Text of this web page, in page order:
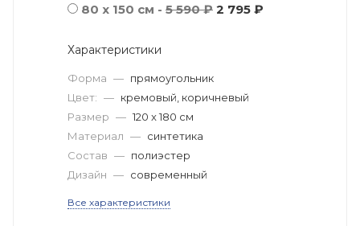
80 x 150 см - 5 590 ₽ 2 795 ₽
Характеристики
Форма — прямоугольник
Цвет: — кремовый, коричневый
Размер — 120 x 180 см
Материал — синтетика
Состав — полиэстер
Дизайн — современный
Все характеристики